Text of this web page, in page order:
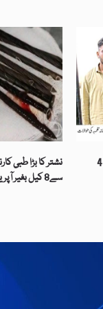
سے8 کیل بغیر آپریشن نکال لئے
تلمبہ “قوم” کی خبر پر ایکشن، ہراج گینگ کے 4